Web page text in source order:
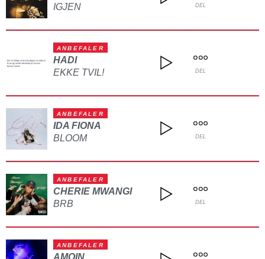
IGJEN
DEL
ANBEFALER
HADI
EKKE TVIL!
DEL
ANBEFALER
IDA FIONA
BLOOM
DEL
ANBEFALER
CHERIE MWANGI
BRB
DEL
ANBEFALER
AMOIN